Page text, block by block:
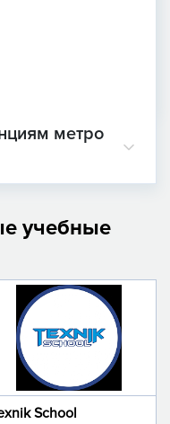
метро
учебные
School